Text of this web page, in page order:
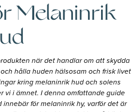
Melaninrik
när det handlar om att skydda
hålla huden hälsosam och frisk livet
kring melaninrik hud och solens
vi i ämnet. I denna omfattande guide
för melaninrik hy, varför det är